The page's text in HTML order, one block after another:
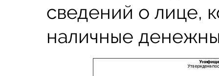
сведений о лице,
наличные